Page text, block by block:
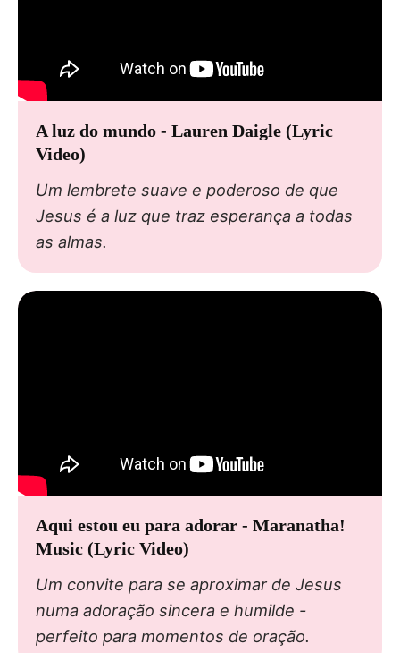
A luz do mundo - Lauren Daigle (Lyric
Video)
Um lembrete suave e poderoso de que
Jesus é a luz que traz esperança a todas
as almas.
Aqui estou eu para adorar - Maranatha!
Music (Lyric Video)
Um convite para se aproximar de Jesus
numa adoração sincera e humilde -
perfeito para momentos de oração.